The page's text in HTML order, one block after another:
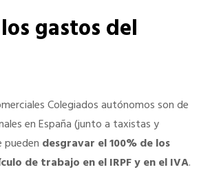
gastos del
Colegiados autónomos son de
en España (junto a taxistas y
desgravar el 100% de los
de trabajo en el IRPF y en el IVA.